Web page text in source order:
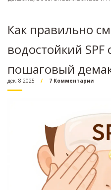
Как правильно
водостойкий
пошаговый
дек, 8 2025 7 Комментарии